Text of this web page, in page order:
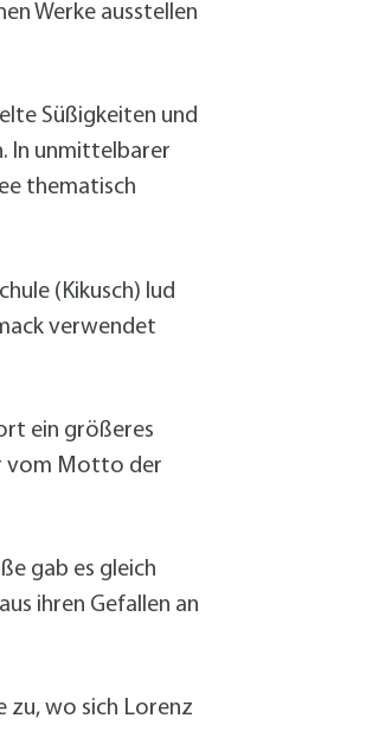
Werke ausstellen
Süßigkeiten und
In unmittelbarer
thematisch
(Kikusch) lud
verwendet
ein größeres
vom Motto der
gab es gleich
ihren Gefallen an
zu, wo sich Lorenz